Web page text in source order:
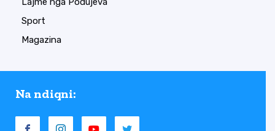
Sport
Magazina
Na ndiqni: